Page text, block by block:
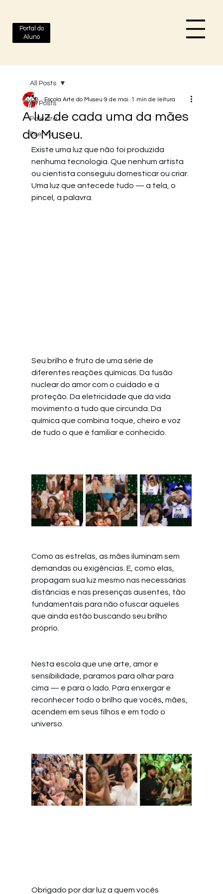
Portal do
Aluno
All Posts
Palestra
Evento
All Posts
A luz de cada uma da mães
do Museu.
Escola Arte do Museu 9 de mai. 1 min de leitura
Existe uma luz que não foi produzida
nenhuma tecnologia. Que nenhum artista
ou cientista conseguiu domesticar ou criar.
Uma luz que antecede tudo — a tela, o
pincel, a palavra.
Seu brilho é fruto de uma série de
diferentes reações químicas. Da fusão
nuclear do amor com o cuidado e a
proteção. Da eletricidade que dá vida
movimento a tudo que circunda. Da
química que combina toque, cheiro e voz
de tudo o que é familiar e conhecido.
Como as estrelas, as mães iluminam sem
demandas ou exigências. E, como elas,
propagam sua luz mesmo nas necessárias
distâncias e nas presenças ausentes, tão
fundamentais para não ofuscar aqueles
que ainda estão buscando seu brilho
próprio.
Nesta escola que une arte, amor e
sensibilidade, paramos para olhar para
cima — e para o lado. Para enxergar e
reconhecer todo o brilho que vocês, mães,
acendem em seus filhos e em todo o
universo.
Obrigado por dar luz a quem vocês